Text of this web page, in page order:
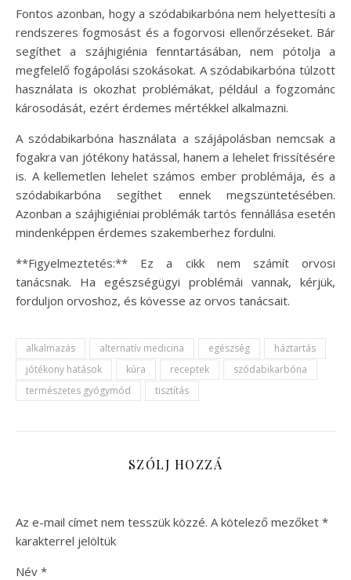
Fontos azonban, hogy a szódabikarbóna nem helyettesíti a
rendszeres fogmosást és a fogorvosi ellenőrzéseket. Bár
segíthet a szájhigiénia fenntartásában, nem pótolja a
megfelelő fogápolási szokásokat. A szódabikarbóna túlzott
használata is okozhat problémákat, például a fogzománc
károsodását, ezért érdemes mértékkel alkalmazni.
A szódabikarbóna használata a szájápolásban nemcsak a
fogakra van jótékony hatással, hanem a lehelet frissítésére
is. A kellemetlen lehelet számos ember problémája, és a
szódabikarbóna segíthet ennek megszüntetésében.
Azonban a szájhigiéniai problémák tartós fennállása esetén
mindenképpen érdemes szakemberhez fordulni.
**Figyelmeztetés:** Ez a cikk nem számít orvosi
tanácsnak. Ha egészségügyi problémái vannak, kérjük,
forduljon orvoshoz, és kövesse az orvos tanácsait.
alkalmazás alternatív medicina egészség
háztartás
jótékony hatások
kúra receptek
szódabikarbóna
természetes gyógymód
tisztítás
SZÓLJ HOZZÁ
Az e-mail címet nem tesszük közzé. A kötelező mezőket *
karakterrel jelöltük
Név *